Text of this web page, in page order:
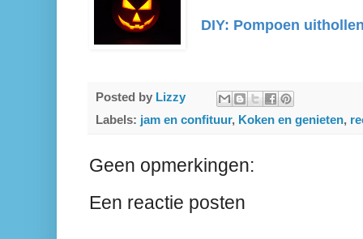
DIY: Pompoen
Posted by Lizzy
Labels: jam en confituur, Koken en genieten,
Geen opmerkingen:
Een reactie posten